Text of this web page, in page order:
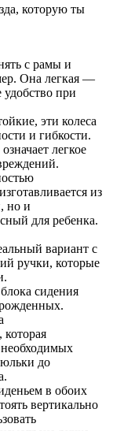
которую ты
с рамы и
Она легкая —
удобство при
эти колеса
и гибкости.
легкое
из
но и
для ребенка.
вариант с
ручки, которые
сидения
необходимых
до
в обоих
вертикально